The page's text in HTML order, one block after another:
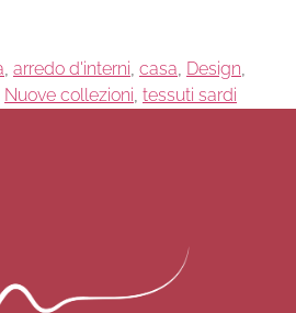
arredo d'interni casa Design
Nuove collezioni tessuti sardi